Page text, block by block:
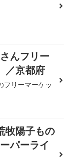
んフリー
／京都府
フリーマーケッ
牧陽子もの
パーライ